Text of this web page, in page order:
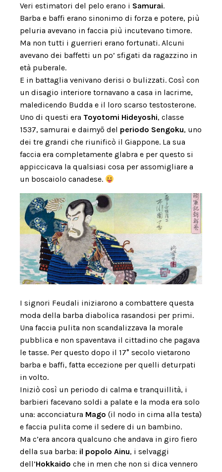
Veri estimatori del pelo erano i Samurai.
Barba e baffi erano sinonimo di forza e potere, più
peluria avevano in faccia più incutevano timore.
Ma non tutti i guerrieri erano fortunati. Alcuni
avevano dei baffetti un po’ sfigati da ragazzino in
età puberale.
E in battaglia venivano derisi o bulizzati. Così con
un disagio interiore tornavano a casa in lacrime,
maledicendo Budda e il loro scarso testosterone.
Uno di questi era Toyotomi Hideyoshi, classe
1537, samurai e daimyō del periodo Sengoku, uno
dei tre grandi che riunificò il Giappone. La sua
faccia era completamente glabra e per questo si
appiccicava la qualsiasi cosa per assomigliare a
un boscaiolo canadese.
I signori Feudali iniziarono a combattere questa
moda della barba diabolica rasandosi per primi.
Una faccia pulita non scandalizzava la morale
pubblica e non spaventava il cittadino che pagava
le tasse. Per questo dopo il 17° secolo vietarono
barba e baffi, fatta eccezione per quelli deturpati
in volto.
Iniziò così un periodo di calma e tranquillità, i
barbieri facevano soldi a palate e la moda era solo
una: acconciatura Mago (il nodo in cima alla testa)
e faccia pulita come il sedere di un bambino.
Ma c’era ancora qualcuno che andava in giro fiero
della sua barba: il popolo Ainu, i selvaggi
dell’Hokkaido che in men che non si dica vennero